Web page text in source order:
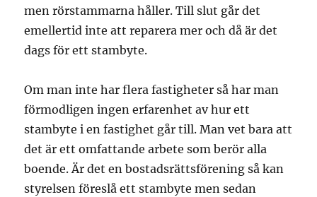
men rörstammarna håller. Till slut går det
emellertid inte att reparera mer och då är det
dags för ett stambyte.
Om man inte har flera fastigheter så har man
förmodligen ingen erfarenhet av hur ett
stambyte i en fastighet går till. Man vet bara att
det är ett omfattande arbete som berör alla
boende. Är det en bostadsrättsförening så kan
styrelsen föreslå ett stambyte men sedan